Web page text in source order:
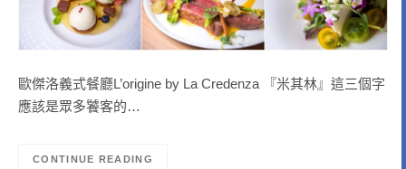
歐傑洛義式餐廳L’origine by La Credenza 『米其林』這三個字
應該是眾多饕客的…
CONTINUE READING